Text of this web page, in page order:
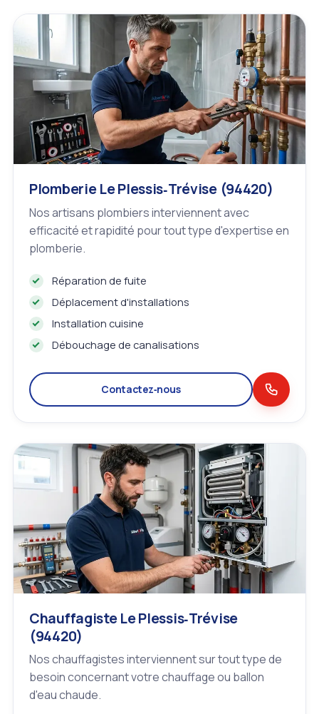
Plomberie Le Plessis‑Trévise (94420)
Nos artisans plombiers interviennent avec
efficacité et rapidité pour tout type d'expertise en
plomberie.
Réparation de fuite
Déplacement d'installations
Installation cuisine
Débouchage de canalisations
Contactez‑nous
Chauffagiste Le Plessis‑Trévise
(94420)
Nos chauffagistes interviennent sur tout type de
besoin concernant votre chauffage ou ballon
d'eau chaude.